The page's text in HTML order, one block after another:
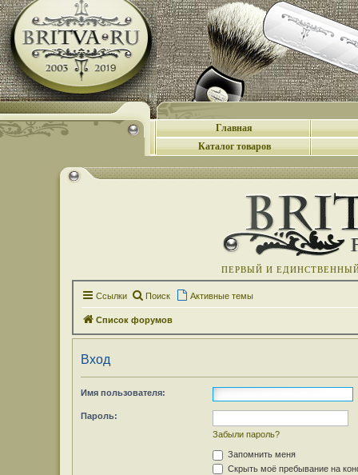
Главная
Каталог товаров
ПЕРВЫЙ И
Ссылки Поиск Активные темы
Список форумов
Вход
Имя пользователя:
Пароль:
Забыли пароль?
Запомнить меня
Скрыть моё пребывание на